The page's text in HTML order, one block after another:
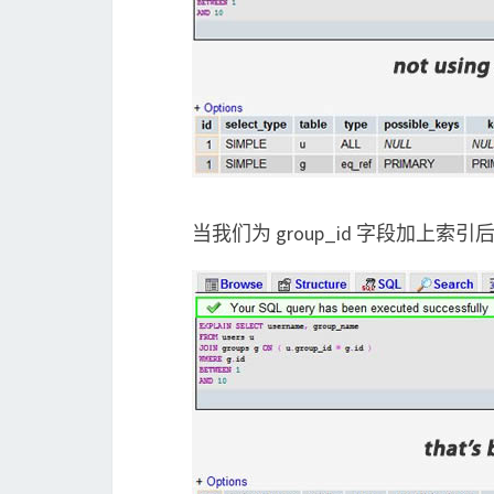
当我们为 group_id 字段加上索引